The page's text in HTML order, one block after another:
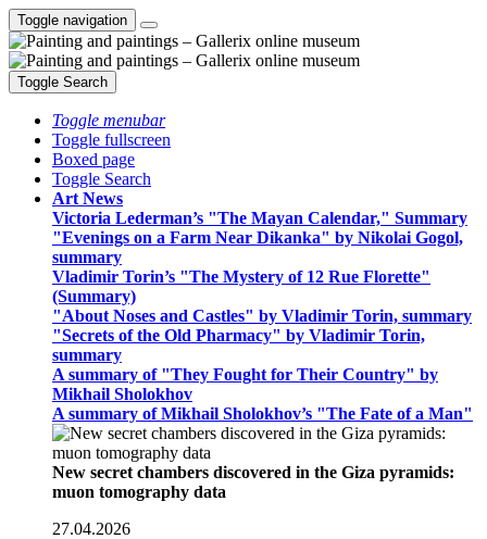
Toggle navigation
Toggle Search
Toggle menubar
Toggle fullscreen
Boxed page
Toggle Search
Art News
Victoria Lederman’s "The Mayan Calendar," Summary
"Evenings on a Farm Near Dikanka" by Nikolai Gogol,
summary
Vladimir Torin’s "The Mystery of 12 Rue Florette"
(Summary)
"About Noses and Castles" by Vladimir Torin, summary
"Secrets of the Old Pharmacy" by Vladimir Torin,
summary
A summary of "They Fought for Their Country" by
Mikhail Sholokhov
A summary of Mikhail Sholokhov’s "The Fate of a Man"
New secret chambers discovered in the Giza pyramids:
muon tomography data
27.04.2026